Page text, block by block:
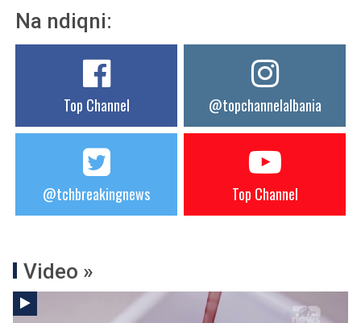
Na ndiqni:
Top Channel @topchannelalbania
@tchbreakingnews Top Channel
Video »